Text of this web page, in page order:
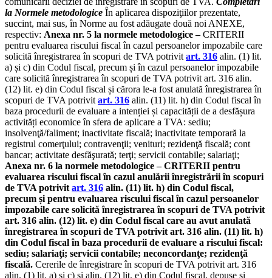
la Normele metodologice În aplicarea dispoziţiilor prezentate,
succint, mai sus, în Norme au fost adăugate două noi ANEXE,
respectiv: Anexa nr. 5 la normele metodologice –CRITERII
pentru evaluarea riscului fiscal în cazul persoanelor impozabile care
solicită înregistrarea în scopuri de TVA potrivit art. 316 alin. (1) lit.
a) și c) din Codul fiscal, precum și în cazul persoanelor impozabile
care solicită înregistrarea în scopuri de TVA potrivit art. 316 alin.
(12) lit. e) din Codul fiscal și cărora le-a fost anulată înregistrarea în
scopuri de TVA potrivit art. 316 alin. (11) lit. h) din Codul fiscal în
baza procedurii de evaluare a intenției și capacității de a desfășura
activități economice în sfera de aplicare a TVA: sediu;
insolvenţă/faliment; inactivitate fiscală; inactivitate temporară la
registrul comerţului; contravenţii; venituri; rezidenţă fiscală; cont
bancar; activitate desfăşurată; terţi; servicii contabile; salariaţi;
Anexa nr. 6 la normele metodologice – CRITERII pentru
evaluarea riscului fiscal în cazul anulării înregistrării în scopuri
de TVA potrivit art. 316 alin. (11) lit. h) din Codul fiscal,
precum și pentru evaluarea riscului fiscal în cazul persoanelor
impozabile care solicită înregistrarea în scopuri de TVA potrivit
art. 316 alin. (12) lit. e) din Codul fiscal care au avut anulată
înregistrarea în scopuri de TVA potrivit art. 316 alin. (11) lit. h)
din Codul fiscal în baza procedurii de evaluare a riscului fiscal:
sediu; salariaţi; servicii contabile; neconcordanţe; rezidenţă
fiscală. Cererile de înregistrare în scopuri de TVA potrivit art. 316
alin. (1) lit. a) și c) și alin. (12) lit. e) din Codul fiscal, depuse și